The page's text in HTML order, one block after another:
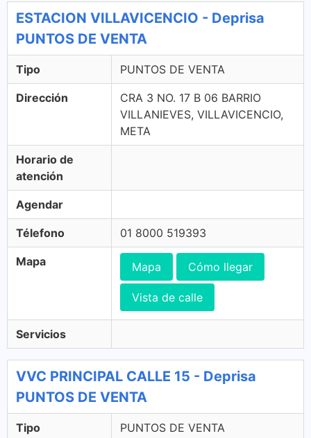
ESTACION VILLAVICENCIO - Deprisa
PUNTOS DE VENTA
Tipo PUNTOS DE VENTA
Dirección
CRA 3 NO. 17 B 06 BARRIO
VILLANIEVES, VILLAVICENCIO,
META
Horario de
atención
Agendar
Télefono 01 8000 519393
Mapa Mapa Cómo llegar
Vista de calle
Servicios
VVC PRINCIPAL CALLE 15 - Deprisa
PUNTOS DE VENTA
Tipo PUNTOS DE VENTA